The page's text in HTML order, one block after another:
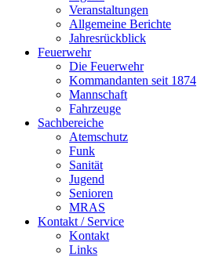
Veranstaltungen
Allgemeine Berichte
Jahresrückblick
Feuerwehr
Die Feuerwehr
Kommandanten seit 1874
Mannschaft
Fahrzeuge
Sachbereiche
Atemschutz
Funk
Sanität
Jugend
Senioren
MRAS
Kontakt / Service
Kontakt
Links